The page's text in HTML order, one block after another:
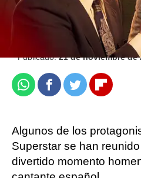
Jennifer Álvarez |
Ximena Rodero
Publicado:21 de noviembre de
WhatsappFacebook
TwitterFlipboard
Algunos de los
Superstar se han
divertido momento